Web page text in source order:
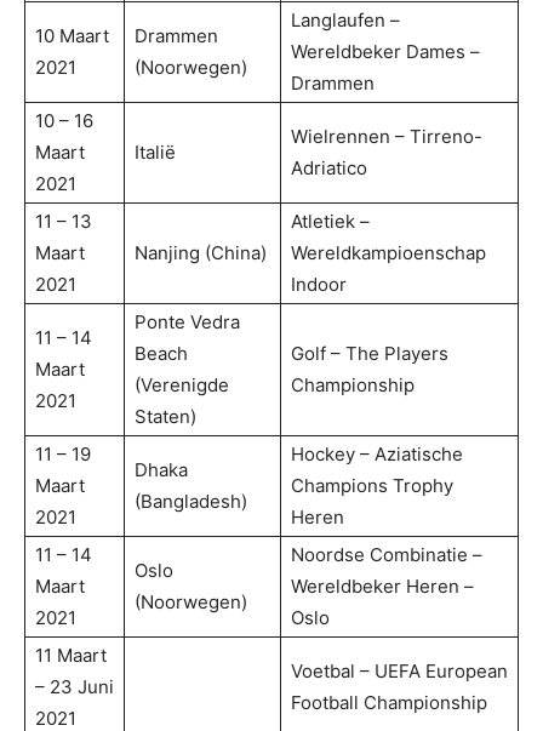
10 Maart
2021
Drammen
(Noorwegen)
Langlaufen –
Wereldbeker Dames –
Drammen
10 – 16
Maart
2021
Italië
Wielrennen – Tirreno-
Adriatico
11 – 13
Maart
2021
Nanjing (China)
Atletiek –
Wereldkampioenschap
Indoor
11 – 14
Maart
2021
Ponte Vedra
Beach
(Verenigde
Staten)
Golf – The Players
Championship
11 – 19
Maart
2021
Dhaka
(Bangladesh)
Hockey – Aziatische
Champions Trophy
Heren
11 – 14
Maart
2021
Oslo
(Noorwegen)
Noordse Combinatie –
Wereldbeker Heren –
Oslo
11 Maart
– 23 Juni
2021
Voetbal – UEFA European
Football Championship